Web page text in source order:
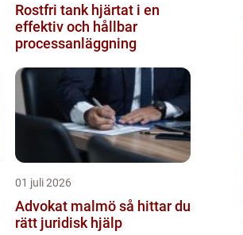
Rostfri tank hjärtat i en
effektiv och hållbar
processanläggning
01 juli 2026
Advokat malmö så hittar du
rätt juridisk hjälp